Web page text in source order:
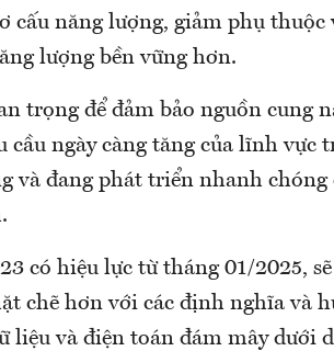
cấu năng lượng, giảm phụ thuộc
lượng bền vững hơn.
trọng để đảm bảo nguồn cung
cầu ngày càng tăng của lĩnh vực
và đang phát triển nhanh chóng
có hiệu lực từ tháng 01/2025,
chẽ hơn với các định nghĩa và
liệu và điện toán đám mây dưới